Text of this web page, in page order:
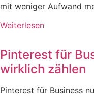
mit weniger Aufwand
Weiterlesen
Pinterest für
wirklich zählen
Pinterest für Business